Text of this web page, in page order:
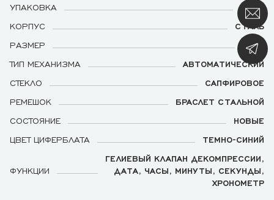
УПАКОВКА
ЕСТЬ
КОРПУС
СТАЛЬ
РАЗМЕР
45.5
ТИП МЕХАНИЗМА
АВТОМАТИЧЕСКИЙ
СТЕКЛО
САПФИРОВОЕ
РЕМЕШОК
БРАСЛЕТ СТАЛЬНОЙ
СОСТОЯНИЕ
НОВЫЕ
ЦВЕТ ЦИФЕРБЛАТА
ТЕМНО-СИНИЙ
ФУНКЦИИ
ГЕЛИЕВЫЙ КЛАПАН ДЕКОМПРЕССИИ,
ДАТА, ЧАСЫ, МИНУТЫ, СЕКУНДЫ,
ХРОНОМЕТР